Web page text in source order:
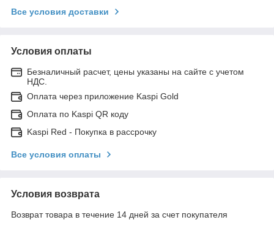
Все условия доставки
Условия оплаты
Безналичный расчет, цены указаны на сайте с учетом
НДС.
Оплата через приложение Kaspi Gold
Оплата по Kaspi QR коду
Kaspi Red - Покупка в рассрочку
Все условия оплаты
Условия возврата
Возврат товара в течение 14 дней за счет покупателя